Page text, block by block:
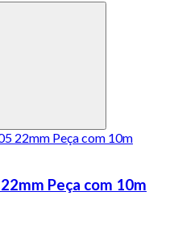
Peça com 10m